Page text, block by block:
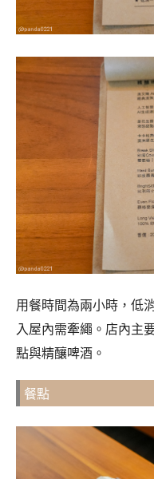
用餐時間為兩小時，低
入屋內需牽繩。店內主
點與精釀啤酒。
餐點